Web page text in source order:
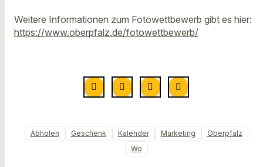
Weitere Informationen zum Fotowettbewerb gibt es hier:
https://www.oberpfalz.de/fotowettbewerb/
Abholen Geschenk Kalender Marketing
Oberpfalz
Wo